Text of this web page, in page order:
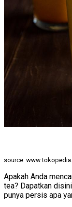
source:
Apakah Anda
tea? Dapatkan
punya persis apa